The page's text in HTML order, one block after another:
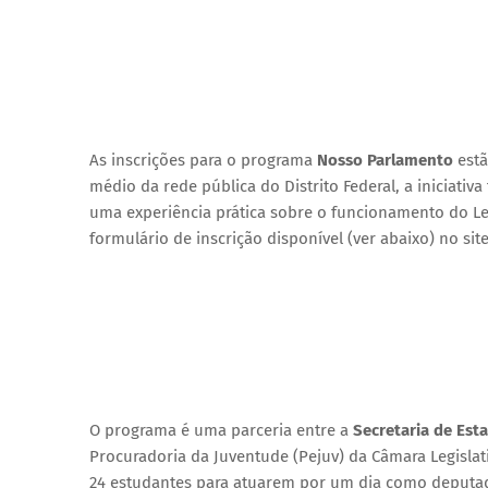
As inscrições para o programa Nosso Parlamento
médio da rede pública do Distrito Federal, a
uma experiência prática sobre o funcionamento do
formulário de inscrição disponível (ver abaixo) no site
O programa é uma parceria entre a Secretaria de
Procuradoria da Juventude (Pejuv) da Câmara
24 estudantes para atuarem por um dia como